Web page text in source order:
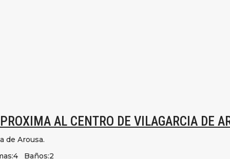
AL CENTRO DE VILAGARCIA DE
de Arousa.
4 Baños:2